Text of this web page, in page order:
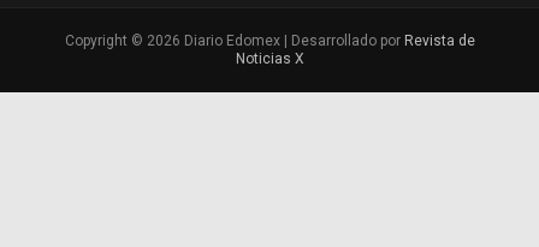
Copyright © 2026 Diario Edomex | Desarrollado por Revista de
Noticias X